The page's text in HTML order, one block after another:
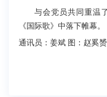
与会党员共同重温
《国际歌》中落下帷幕。
通讯员：姜斌 图：赵奚赟